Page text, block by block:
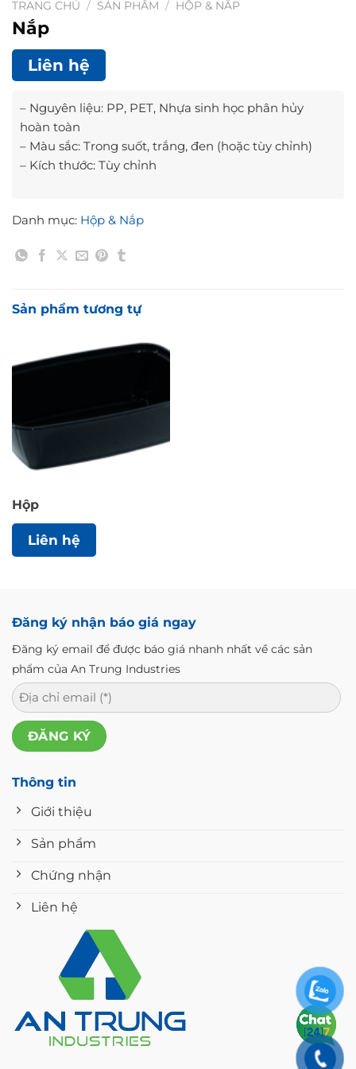
TRANG CHỦ / SẢN PHẨM / HỘP & NẮP
Nắp
Liên hệ
– Nguyên liệu: PP, PET, Nhựa sinh học phân hủy
hoàn toàn
– Màu sắc: Trong suốt, trắng, đen (hoặc tùy chỉnh)
– Kích thước: Tùy chỉnh
Danh mục: Hộp & Nắp
Sản phẩm tương tự
Hộp
Liên hệ
Đăng ký nhận báo giá ngay
Đăng ký email để được báo giá nhanh nhất về các sản
phẩm của An Trung Industries
Thông tin
Giới thiệu
Sản phẩm
Chứng nhận
Liên hệ